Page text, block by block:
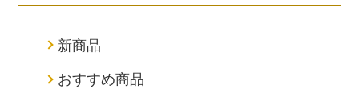
新商品
おすすめ商品